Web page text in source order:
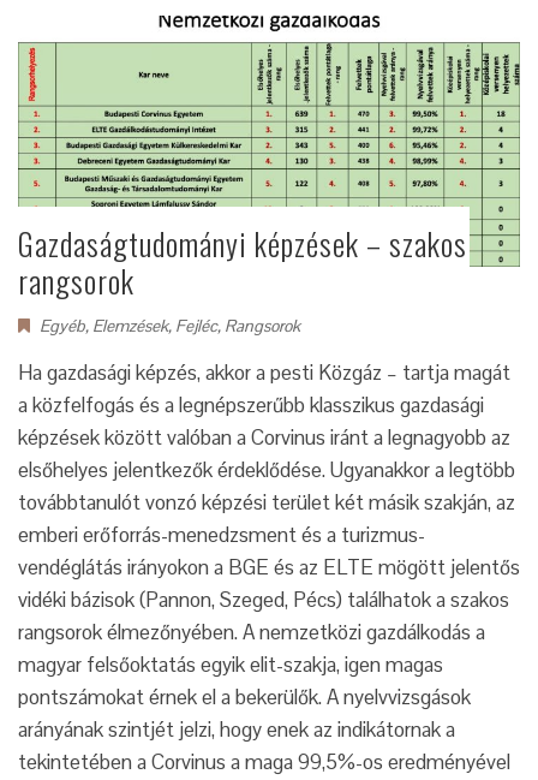
Gazdaságtudományi képzések – szakos
rangsorok
Egyéb, Elemzések, Fejléc, Rangsorok
Ha gazdasági képzés, akkor a pesti Közgáz – tartja magát
a közfelfogás és a legnépszerűbb klasszikus gazdasági
képzések között valóban a Corvinus iránt a legnagyobb az
elsőhelyes jelentkezők érdeklődése. Ugyanakkor a legtöbb
továbbtanulót vonzó képzési terület két másik szakján, az
emberi erőforrás-menedzsment és a turizmus-
vendéglátás irányokon a BGE és az ELTE mögött jelentős
vidéki bázisok (Pannon, Szeged, Pécs) találhatok a szakos
rangsorok élmezőnyében. A nemzetközi gazdálkodás a
magyar felsőoktatás egyik elit-szakja, igen magas
pontszámokat érnek el a bekerülők. A nyelvvizsgások
arányának szintjét jelzi, hogy enek az indikátornak a
tekintetében a Corvinus a maga 99,5%-os eredményével